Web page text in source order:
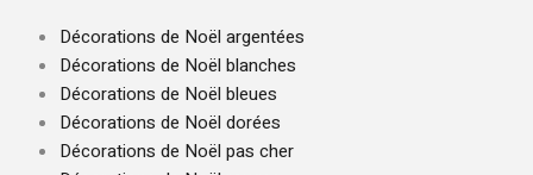
Décorations de Noël argentées
Décorations de Noël blanches
Décorations de Noël bleues
Décorations de Noël dorées
Décorations de Noël pas cher